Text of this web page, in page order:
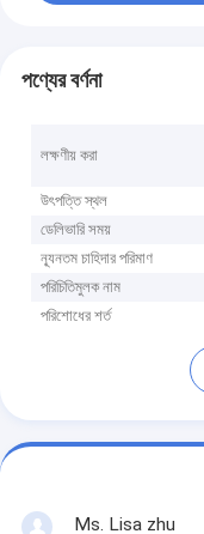
পণ্যের বর্ণনা
লক্ষণীয় করা
উৎপত্তি স্থল
ডেলিভারি সময়
ন্যূনতম চাহিদার পরিমাণ
পরিচিতিমুলক নাম
পরিশোধের শর্ত
Ms. Lisa zhu